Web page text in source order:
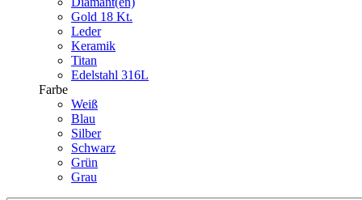
Gold 18 Kt.
Leder
Keramik
Titan
Edelstahl 316L
Farbe
Weiß
Blau
Silber
Schwarz
Grün
Grau